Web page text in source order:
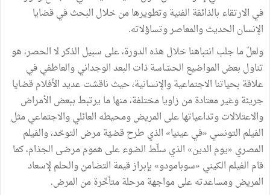
في الارتقاء بالذائقة الفنية وتطويرها من خلال البحث في قضايا
الإنسان الحديث والمعاصر وتساؤلاته.
ولعلّ ما جلب انتباهنا خلال هذه الدورة، على سبيل الذكر لا الحصر، هو
تناول بعض المواضيع الحسّاسة ذات البعد الوجداني والعاطفي في
علاقة بحياتنا الاجتماعية والإنسانية، حيث ناقشت عديد الأفلام قضايا
جريئة وغير معتادة من زاويا مختلفة، منها ما يرتبط ببعض الأمراض
والاعتلالات وتداعياتها على المريض ومحيطه العائلي والاجتماعي مثل
الفيلم التونسي «في عينيا» الذي طرح قضيّة مرض التوحّد، والفيلم
المصري «يوم الدين» الذي سلّط الضوء على هموم مرضى الجذام، كما
قام الفيلم الكيني «سوبامودو» بإبراز قيمة التضامن والحلم لإسعاد
المريض ومساعدته على مواجهة مرحلة متأخّرة من المرض.